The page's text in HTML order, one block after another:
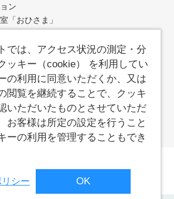
ン
「おひさま」
生会
では、アクセス状況の測定・分
ッキー（cookie） を利用してい
の利用に同意いただくか、又は
閲覧を継続することで、クッキ
いただいたものとさせていただ
お客様は所定の設定を行うこと
ーの利用を管理することもでき
シー OK